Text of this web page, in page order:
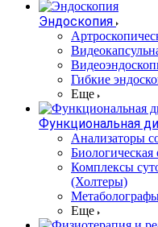
Эндоскопия
Гибкие
Еще
Функциональная
Анализаторы
Комплексы
(Холтеры)
Еще